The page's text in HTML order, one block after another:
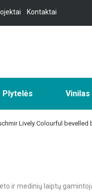
Kontaktai
Plytelės Vinilas
Lively Colourful bevelled
ir medinių laiptų